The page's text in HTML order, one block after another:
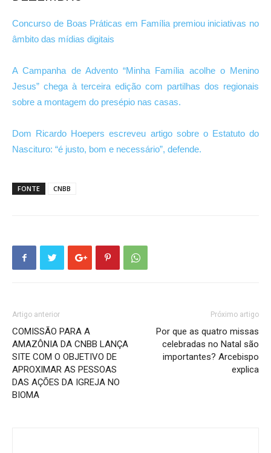
Concurso de Boas Práticas em Família premiou iniciativas no
âmbito das mídias digitais
A Campanha de Advento “Minha Família acolhe o Menino
Jesus” chega à terceira edição com partilhas dos regionais
sobre a montagem do presépio nas casas.
Dom Ricardo Hoepers escreveu artigo sobre o Estatuto do
Nascituro: “é justo, bom e necessário”, defende.
FONTE CNBB
Artigo anterior
COMISSÃO PARA A
AMAZÔNIA DA CNBB LANÇA
SITE COM O OBJETIVO DE
APROXIMAR AS PESSOAS
DAS AÇÕES DA IGREJA NO
BIOMA
Próximo artigo
Por que as quatro missas
celebradas no Natal são
importantes? Arcebispo
explica